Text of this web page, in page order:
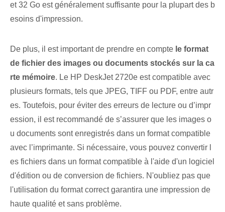
et 32 ​​Go est généralement suffisante pour la plupart des b
esoins d'impression.
De plus, il est important de prendre en compte le format
de fichier des ‌images‌ ou documents stockés sur la ca
rte mémoire.⁤ Le HP⁢ DeskJet 2720e est compatible avec
plusieurs formats, tels que JPEG, TIFF ou PDF, entre autr
es. Toutefois, pour éviter des erreurs de lecture ou d’impr
ession, il est recommandé de s’assurer que les images o
u documents sont enregistrés dans un format compatible
avec l’imprimante. Si nécessaire, vous pouvez convertir l
es fichiers dans un format compatible à l'aide d'un logiciel
d'édition ou de conversion de fichiers. N'oubliez pas que
l'utilisation du format correct garantira une impression de
haute qualité et sans problème.